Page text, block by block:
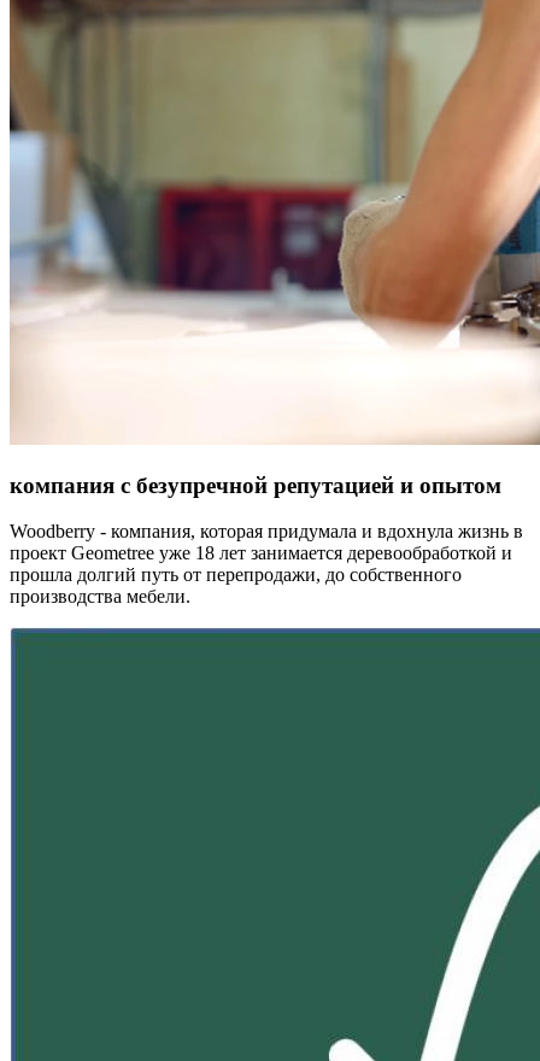
компания с безупречной репутацией и опытом
Woodberry - компания, которая придумала и вдохнула жизнь в
проект Geometree уже 18 лет занимается деревообработкой и
прошла долгий путь от перепродажи, до собственного
производства мебели.